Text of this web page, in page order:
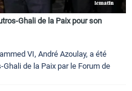
Ghali de la Paix pour son
VI, André Azoulay, a été
de la Paix par le Forum de